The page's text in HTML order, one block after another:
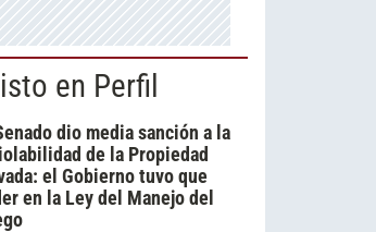
en Perfil
dio media sanción a la
de la Propiedad
el Gobierno tuvo que
en la Ley del Manejo del